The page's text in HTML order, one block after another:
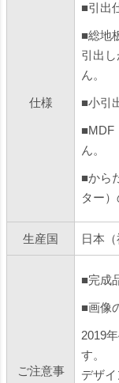
仕様
■引出
■総地
引出
ん。
■小引
■MDF
ん。
■から
ター
生産国 日本（
ご注意事
■完成
■画像
2019
す。
デザ